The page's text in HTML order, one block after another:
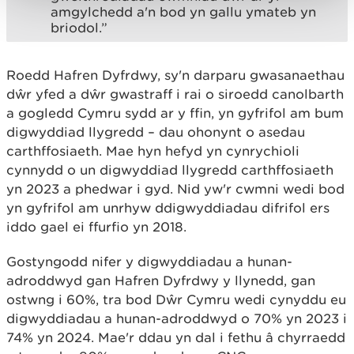
amgylchedd a'n bod yn gallu ymateb yn
briodol.”
Roedd Hafren Dyfrdwy, sy'n darparu gwasanaethau
dŵr yfed a dŵr gwastraff i rai o siroedd canolbarth
a gogledd Cymru sydd ar y ffin, yn gyfrifol am bum
digwyddiad llygredd – dau ohonynt o asedau
carthffosiaeth. Mae hyn hefyd yn cynrychioli
cynnydd o un digwyddiad llygredd carthffosiaeth
yn 2023 a phedwar i gyd. Nid yw'r cwmni wedi bod
yn gyfrifol am unrhyw ddigwyddiadau difrifol ers
iddo gael ei ffurfio yn 2018.
Gostyngodd nifer y digwyddiadau a hunan-
adroddwyd gan Hafren Dyfrdwy y llynedd, gan
ostwng i 60%, tra bod Dŵr Cymru wedi cynyddu eu
digwyddiadau a hunan-adroddwyd o 70% yn 2023 i
74% yn 2024. Mae'r ddau yn dal i fethu â chyrraedd